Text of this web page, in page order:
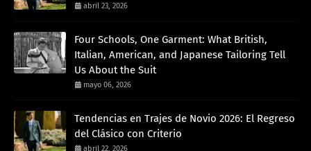
abril 23, 2026
Four Schools, One Garment: What British,
Italian, American, and Japanese Tailoring Tell
Us About the Suit
mayo 06, 2026
Tendencias en Trajes de Novio 2026: El Regreso
del Clásico con Criterio
abril 22, 2026